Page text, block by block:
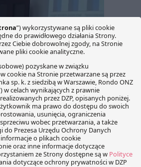
Zarządu oraz Partner w Mercer,
„Nowe spojrzenie na programy
pracodawców na zmianę
w świetle problemów OFE,
Skowerą, Starszym
Health&Benefits, przedstawili
optymalizacji świadczeń